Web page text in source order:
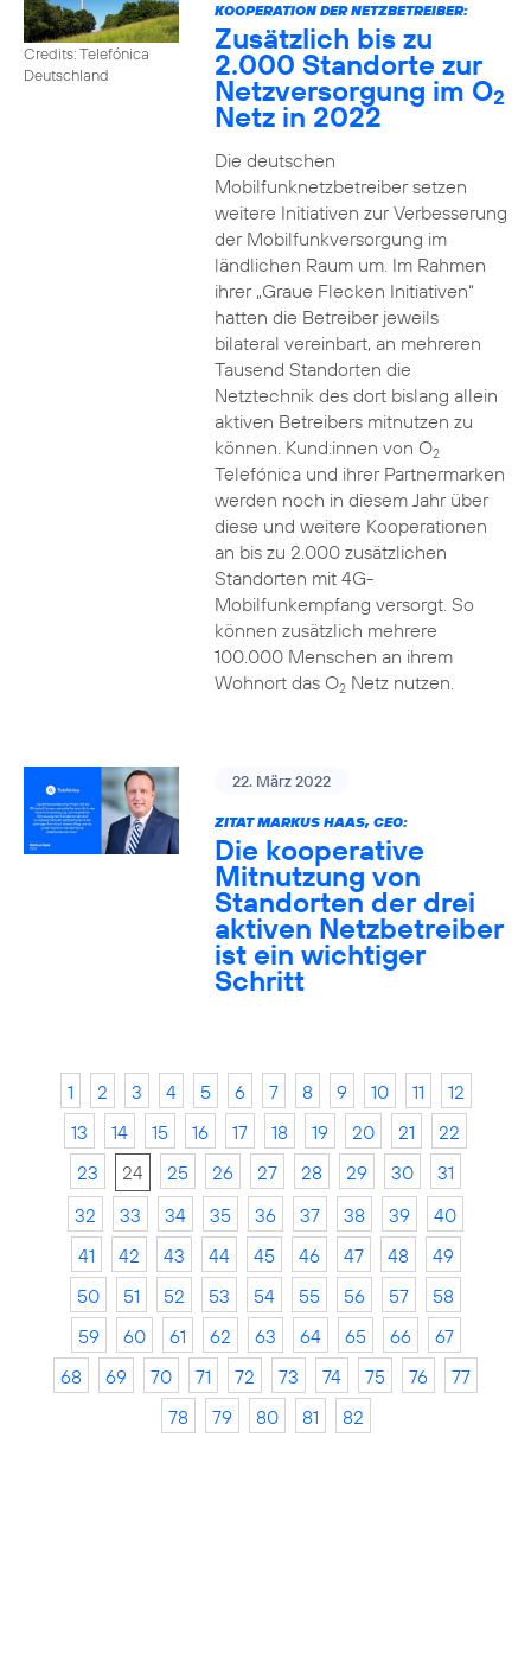
Credits: Telefónica
Deutschland
KOOPERATION DER NETZBETREIBER:
Zusätzlich bis zu
2.000 Standorte zur
Netzversorgung im O2
Netz in 2022
Die deutschen
Mobilfunknetzbetreiber setzen
weitere Initiativen zur Verbesserung
der Mobilfunkversorgung im
ländlichen Raum um. Im Rahmen
ihrer „Graue Flecken Initiativen“
hatten die Betreiber jeweils
bilateral vereinbart, an mehreren
Tausend Standorten die
Netztechnik des dort bislang allein
aktiven Betreibers mitnutzen zu
können. Kund:innen von O2
Telefónica und ihrer Partnermarken
werden noch in diesem Jahr über
diese und weitere Kooperationen
an bis zu 2.000 zusätzlichen
Standorten mit 4G-
Mobilfunkempfang versorgt. So
können zusätzlich mehrere
100.000 Menschen an ihrem
Wohnort das O2Netz nutzen.
22. März 2022
ZITAT MARKUS HAAS, CEO:
Die kooperative
Mitnutzung von
Standorten der drei
aktiven Netzbetreiber
ist ein wichtiger
Schritt
1 2 3 4 5 6 7 8 9 10 11
12
13
14 15 16 17 18 19 20 21
22
23
24 25 26 27 28 29 30
31
32
33 34 35 36 37 38 39
40
41
42 43 44 45 46 47 48
49
50
51 52 53 54 55 56 57
58
59
60 61 62 63 64 65 66
67
68
69 70 71 72 73 74 75 76
77
78
79 80 81 82